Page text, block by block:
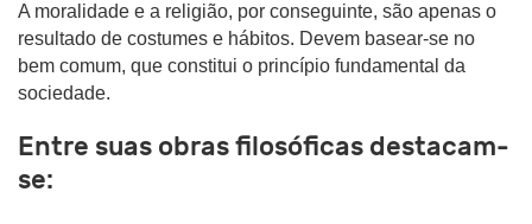
A moralidade e a religião, por conseguinte, são apenas o
resultado de costumes e hábitos. Devem basear-se no
bem comum, que constitui o princípio fundamental da
sociedade.
Entre suas obras filosóficas destacam-
se: